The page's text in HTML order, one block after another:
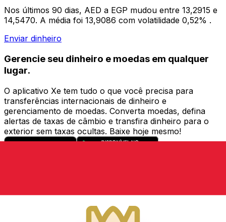
Nos últimos 90 dias, AED a EGP mudou entre 13,2915 e
14,5470. A média foi 13,9086 com volatilidade 0,52% .
Enviar dinheiro
Gerencie seu dinheiro e moedas em qualquer
lugar.
O aplicativo Xe tem tudo o que você precisa para
transferências internacionais de dinheiro e
gerenciamento de moedas. Converta moedas, defina
alertas de taxas de câmbio e transfira dinheiro para o
exterior sem taxas ocultas. Baixe hoje mesmo!